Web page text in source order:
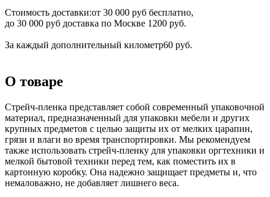
Стоимость доставки:от 30 000 руб бесплатно,
до 30 000 руб доставка по Москве 1200 руб.
За каждый дополнительный километр60 руб.
О товаре
Стрейч-пленка представляет собой современный упаковочной
материал, предназначенный для упаковки мебели и других
крупных предметов с целью защиты их от мелких царапин,
грязи и влаги во время транспортировки. Мы рекомендуем
также использовать стрейч-пленку для упаковки оргтехники и
мелкой бытовой техники перед тем, как поместить их в
картонную коробку. Она надежно защищает предметы и, что
немаловажно, не добавляет лишнего веса.